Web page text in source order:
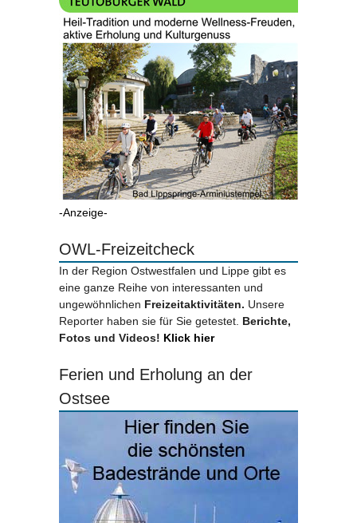
-Anzeige-
OWL-Freizeitcheck
In der Region Ostwestfalen und Lippe gibt es
eine ganze Reihe von interessanten und
ungewöhnlichen Freizeitaktivitäten. Unsere
Reporter haben sie für Sie getestet. Berichte,
Fotos und Videos! Klick hier
Ferien und Erholung an der
Ostsee